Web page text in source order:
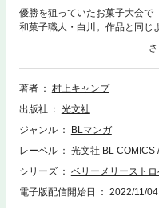
優勝を狙っていたお菓子大会で
和菓子職人・白川。作品と同じ
佐野のことも気に食わなくてた
ように白川の元に訪れて「負け
る。佐野を認めたくない白川だ
てみると…！ むかつくのに、
著者
村上キャンプ
出版社
光文社
ジャンル
BLマンガ
レーベル
光文社 BL COMICS
シリーズ
ベリーメリースト
電子版配信開始日
2022/11/04